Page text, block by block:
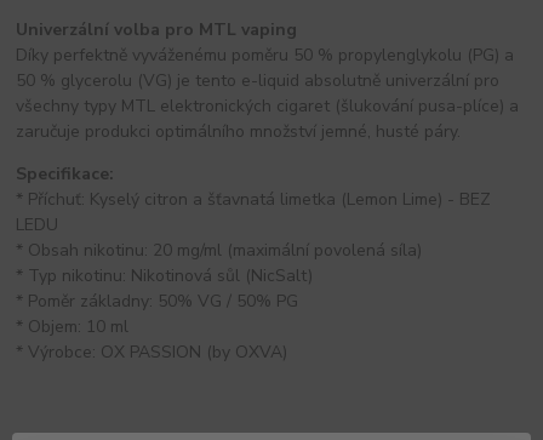
Univerzální volba pro MTL vaping
Díky perfektně vyváženému poměru 50 % propylenglykolu (PG) a
50 % glycerolu (VG) je tento e-liquid absolutně univerzální pro
všechny typy MTL elektronických cigaret (šlukování pusa-plíce) a
zaručuje produkci optimálního množství jemné, husté páry.
Specifikace:
* Příchuť: Kyselý citron a šťavnatá limetka (Lemon Lime) - BEZ
LEDU
* Obsah nikotinu: 20 mg/ml (maximální povolená síla)
* Typ nikotinu: Nikotinová sůl (NicSalt)
* Poměr základny: 50% VG / 50% PG
* Objem: 10 ml
* Výrobce: OX PASSION (by OXVA)